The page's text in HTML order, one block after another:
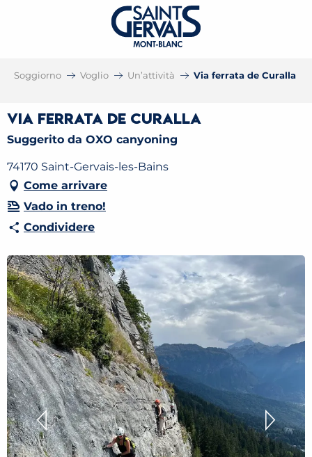
Soggiorno Voglio Un’attività Via ferrata de Curalla
Via ferrata de Curalla
Suggerito da OXO canyoning
74170 Saint-Gervais-les-Bains
Come arrivare
Vado in treno!
Condividere